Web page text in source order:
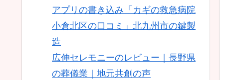
アプリの書き込み「カギの救急病院
小倉北区の口コミ」北九州市の鍵製
造
広伸セレモニーのレビュー｜長野県
の葬儀業｜地元共創の声